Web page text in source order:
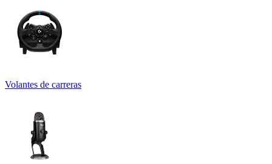
Volantes de carreras